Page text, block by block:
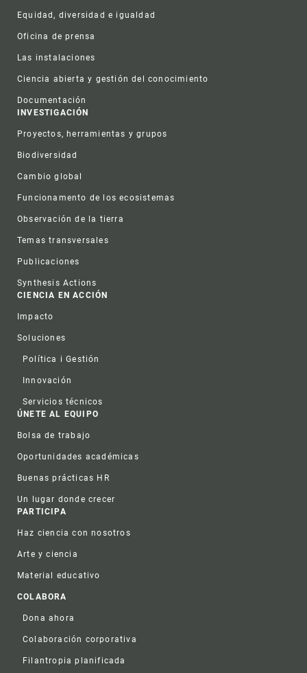
Equidad, diversidad e igualdad
Oficina de prensa
Las instalaciones
Ciencia abierta y gestión del conocimiento
Documentación
INVESTIGACIÓN
Proyectos, herramientas y grupos
Biodiversidad
Cambio global
Funcionamento de los ecosistemas
Observación de la tierra
Temas transversales
Publicaciones
Synthesis Actions
CIENCIA EN ACCIÓN
Impacto
Soluciones
Política i Gestión
Innovación
Servicios técnicos
ÚNETE AL EQUIPO
Bolsa de trabajo
Oportunidades académicas
Buenas prácticas HR
Un lugar donde crecer
PARTICIPA
Haz ciencia con nosotros
Arte y ciencia
Material educativo
COLABORA
Dona ahora
Colaboración corporativa
Filantropia planificada